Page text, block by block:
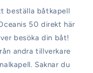
beställa båtkapell
50 direkt här
besöka din båt!
andra tillverkare
Saknar du